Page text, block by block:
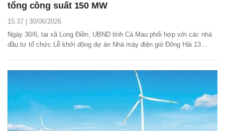
tổng công suất 150 MW
15:37 | 30/06/2026
Ngày 30/6, tại xã Long Điền, UBND tỉnh Cà Mau phối hợp với các nhà
đầu tư tổ chức Lễ khởi động dự án Nhà máy điện gió Đông Hải 13